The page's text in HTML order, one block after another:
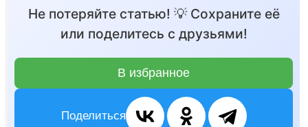
Не потеряйте статью! 💡 Сохраните её
или поделитесь с друзьями!
В избранное
Поделиться